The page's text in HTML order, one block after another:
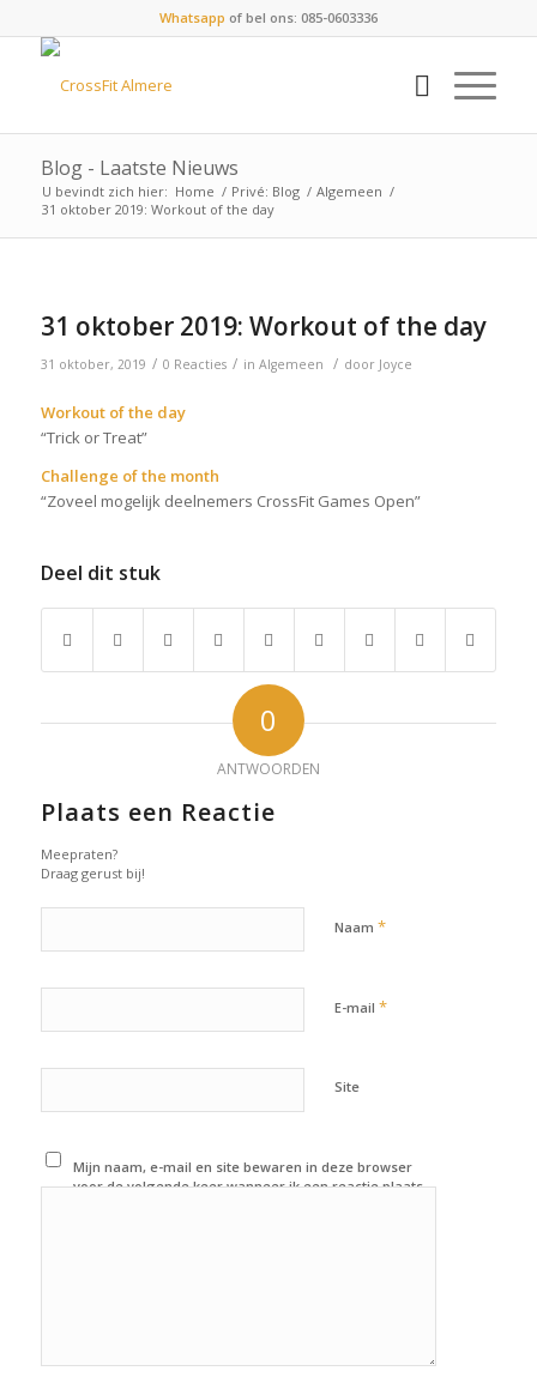
Whatsapp of bel ons: 085-0603336
Blog - Laatste Nieuws
U bevindt zich hier: Home / Privé: Blog / Algemeen /
31 oktober 2019: Workout of the day
31 oktober 2019: Workout of the day
31 oktober, 2019 / 0 Reacties / in Algemeen / door Joyce
Workout of the day
“Trick or Treat”
Challenge of the month
“Zoveel mogelijk deelnemers CrossFit Games Open”
Deel dit stuk
0
ANTWOORDEN
Plaats een Reactie
Meepraten?
Draag gerust bij!
Naam *
E-mail *
Site
Mijn naam, e-mail en site bewaren in deze browser
voor de volgende keer wanneer ik een reactie plaats.